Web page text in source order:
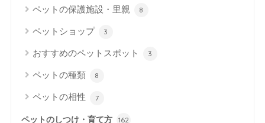
ペットの保護施設・里親 8
ペットショップ 3
おすすめのペットスポット 3
ペットの種類 8
ペットの相性 7
ペットのしつけ・育て方 162